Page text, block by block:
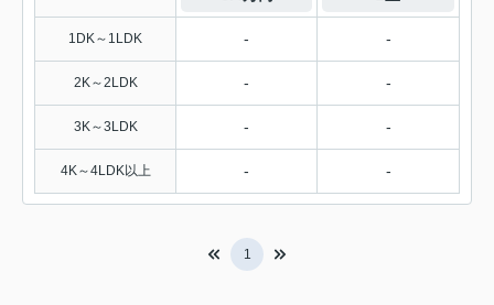
1DK～1LDK - -
2K～2LDK - -
3K～3LDK - -
4K～4LDK以上 - -
1